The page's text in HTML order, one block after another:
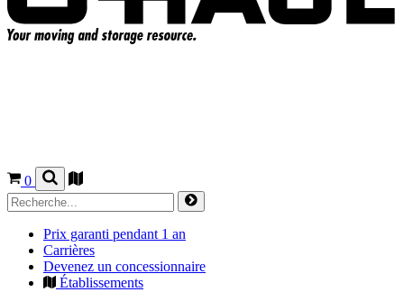
0
Prix garanti pendant 1 an
Carrières
Devenez un concessionnaire
Établissements